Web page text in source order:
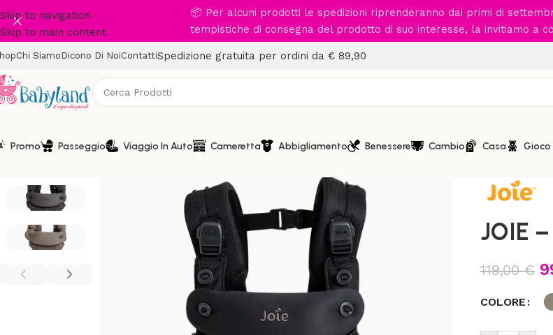
Skip to navigation
Skip to main content
📦 Per alcuni prodotti le spedizioni riprenderanno dai primi di
tempistiche di consegna del prodotto di suo interesse, la invitiamo a
Chi Siamo Dicono Di NoiContattiSpedizione gratuita per ordini da € 89,90
Promo Passeggio Viaggio In Auto Cameretta Abbigliamento Benessere Cambio Casa Gioco
Home/
JOIE
119,00€
COLORE